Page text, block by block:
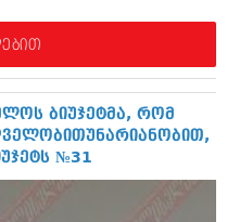
ბიუჯეტმა, რომ
№31